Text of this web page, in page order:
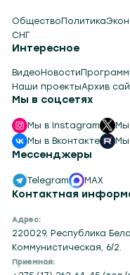
Контактная
Адрес:
220029, Республика
Коммунистическая, 6/2.
Приемная:
Общество
СНГ
Интересное
Видео
Наши проекты
Архив
Мы в соцсетях
Мы в Instagram
Мессенджеры
Telegram